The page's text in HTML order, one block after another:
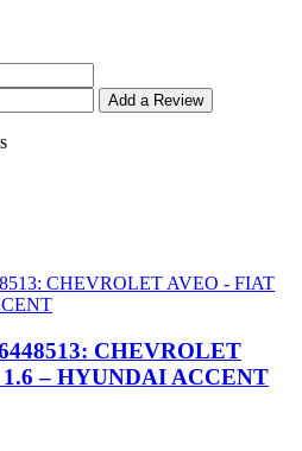
CHEVROLET
– HYUNDAI ACCENT